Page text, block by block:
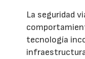
La seguridad
tecnología